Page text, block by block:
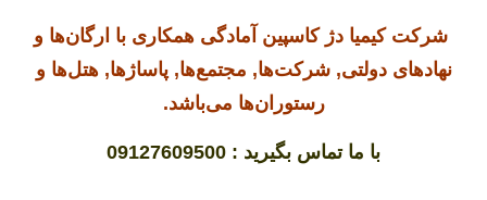
شرکت کیمیا دژ کاسپین آمادگی همکاری با ارگان‌ها و
نهادهای دولتی, شرکت‌ها, مجتمع‌ها, پاساژها, هتل‌ها و
رستوران‌ها می‌باشد.
با ما تماس بگیرید : 09127609500